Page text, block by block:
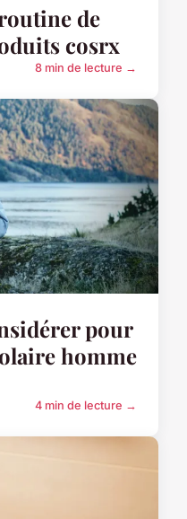
de
cosrx
8 min de lecture →
pour
homme
4 min de lecture →